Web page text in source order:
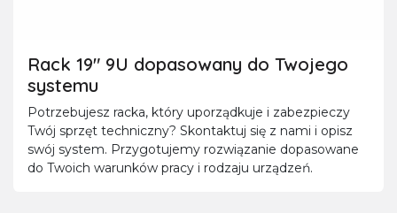
Rack 19" 9U dopasowany do Twojego
systemu
Potrzebujesz racka, który uporządkuje i zabezpieczy
Twój sprzęt techniczny? Skontaktuj się z nami i opisz
swój system. Przygotujemy rozwiązanie dopasowane
do Twoich warunków pracy i rodzaju urządzeń.